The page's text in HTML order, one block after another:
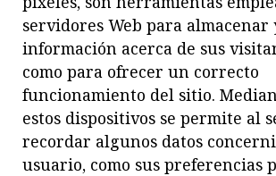
servidores Web para
información acerca de sus
como para ofrecer un correcto
funcionamiento del sitio.
estos dispositivos se permite al
recordar algunos datos
usuario, como sus preferencias